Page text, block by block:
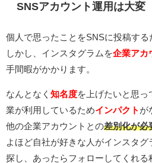
SNSアカウント運用は大変
個人で思ったことをSNSに投稿する
しかし、インスタグラムを企業アカ
手間暇がかかります。
なんとなく 知名度を上げたいと思っ
業が利用しているためインパクト が
他の企業アカウントとの差別化が必
よほど自社が好きな人がインスタ
探し、あったらフォローしてくれる